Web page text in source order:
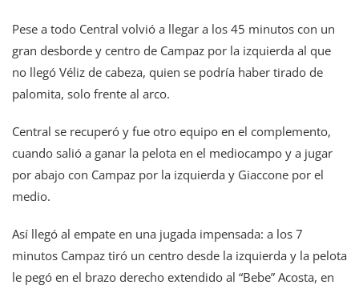
Pese a todo Central volvió a llegar a los 45 minutos con un
gran desborde y centro de Campaz por la izquierda al que
no llegó Véliz de cabeza, quien se podría haber tirado de
palomita, solo frente al arco.
Central se recuperó y fue otro equipo en el complemento,
cuando salió a ganar la pelota en el mediocampo y a jugar
por abajo con Campaz por la izquierda y Giaccone por el
medio.
Así llegó al empate en una jugada impensada: a los 7
minutos Campaz tiró un centro desde la izquierda y la pelota
le pegó en el brazo derecho extendido al “Bebe” Acosta, en